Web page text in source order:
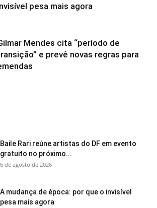
pesa mais agora
Mendes cita “período de
e prevê novas regras para
Baile Rari reúne artistas do DF em evento
gratuito no próximo...
6 de agosto de 2026
A mudança de época: por que o invisível
pesa mais agora